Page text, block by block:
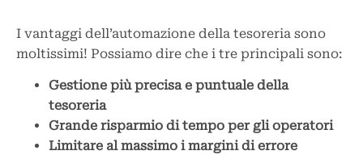
I vantaggi dell’automazione della tesoreria sono
moltissimi! Possiamo dire che i tre principali sono:
Gestione più precisa e puntuale della
tesoreria
Grande risparmio di tempo per gli operatori
Limitare al massimo i margini di errore